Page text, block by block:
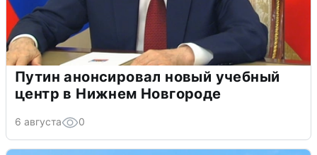
Путин анонсировал новый учебный
центр в Нижнем Новгороде
6 августа 0